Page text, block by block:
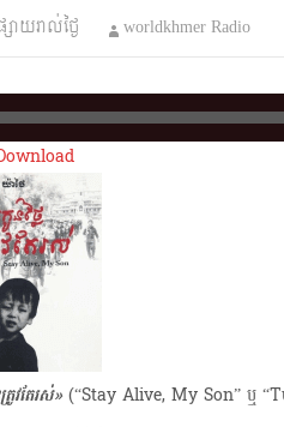
ាយរាល់ថ្ងៃ worldkhmer Radio
រូវតែរស់»(“Stay Alive, My Son” ឬ